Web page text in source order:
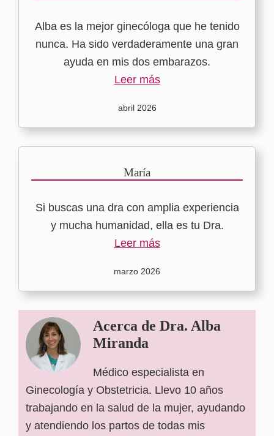
Alba es la mejor ginecóloga que he tenido
nunca. Ha sido verdaderamente una gran
ayuda en mis dos embarazos.
Leer más
abril 2026
María
Si buscas una dra con amplia experiencia
y mucha humanidad, ella es tu Dra.
Leer más
marzo 2026
Acerca de Dra. Alba
Miranda
Médico especialista en
Ginecología y Obstetricia. Llevo 10 años
trabajando en la salud de la mujer, ayudando
y atendiendo los partos de todas mis